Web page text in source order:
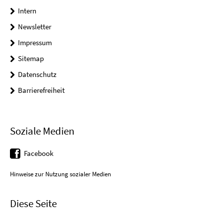
Intern
Newsletter
Impressum
Sitemap
Datenschutz
Barrierefreiheit
Soziale Medien
Facebook
Hinweise zur Nutzung sozialer Medien
Diese Seite